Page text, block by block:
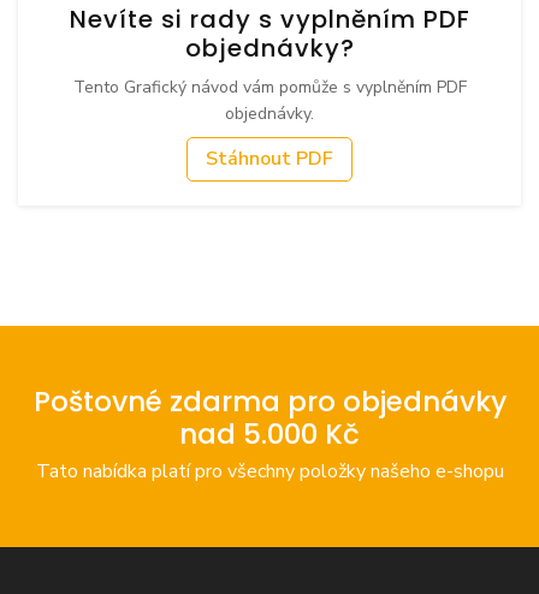
Nevíte si rady s vyplněním PDF
objednávky?
Tento Grafický návod vám pomůže s vyplněním PDF
objednávky.
Stáhnout PDF
Poštovné zdarma pro objednávky
nad 5.000 Kč
Tato nabídka platí pro všechny položky našeho e-shopu